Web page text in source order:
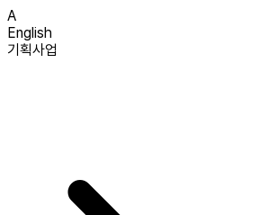
A
English
기획사업